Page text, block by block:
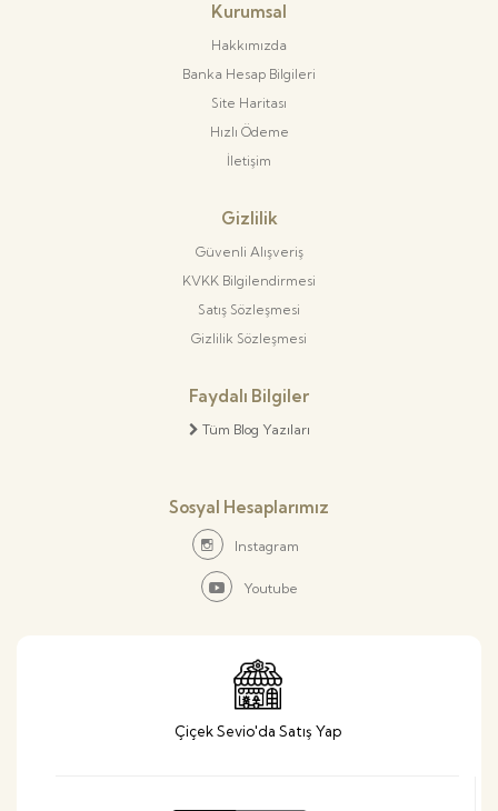
Kurumsal
Hakkımızda
Banka Hesap Bilgileri
Site Haritası
Hızlı Ödeme
İletişim
Gizlilik
Güvenli Alışveriş
KVKK Bilgilendirmesi
Satış Sözleşmesi
Gizlilik Sözleşmesi
Faydalı Bilgiler
Tüm Blog Yazıları
Sosyal Hesaplarımız
Instagram
Youtube
Çiçek Sevio'da Satış Yap